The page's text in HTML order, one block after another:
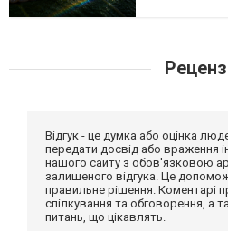
Відгук - це думка або оцінка
передати досвід або враження
нашого сайту з обов'язковою
залишеного відгука. Це
правильне рішення. Коментарі
спілкування та обговорення, а
питань, що цікавлять.